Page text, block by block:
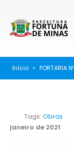
Início » PORTARIA
Tags: Obras
janeiro de 2021